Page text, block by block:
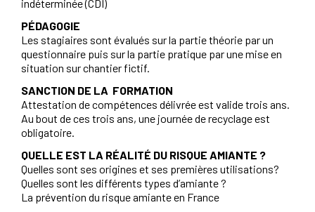
indéterminée (CDI)
PÉDAGOGIE
Les stagiaires sont évalués sur la partie théorie par un
questionnaire puis sur la partie pratique par une mise en
situation sur chantier fictif.
SANCTION DE LA FORMATION
Attestation de compétences délivrée est valide trois ans.
Au bout de ces trois ans, une journée de recyclage est
obligatoire.
QUELLE EST LA RÉALITÉ DU RISQUE AMIANTE ?
Quelles sont ses origines et ses premières utilisations?
Quelles sont les différents types d’amiante ?
La prévention du risque amiante en France